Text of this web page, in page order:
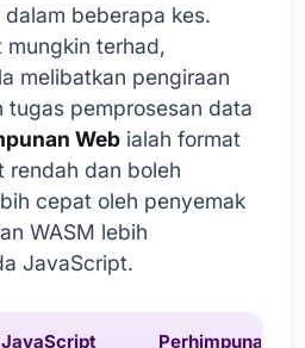
beberapa kes.
mungkin terhad,
melibatkan pengiraan
tugas pemprosesan data
Web ialah format
dan boleh
cepat oleh penyemak
WASM lebih
JavaScript.
JavaScript
Perhimpunan